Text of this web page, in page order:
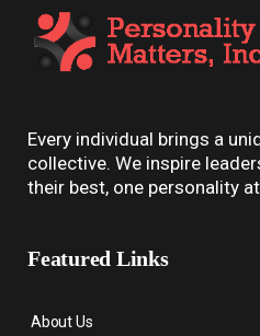
Every individual brings a
collective. We inspire
their best, one personality
Featured Links
About Us